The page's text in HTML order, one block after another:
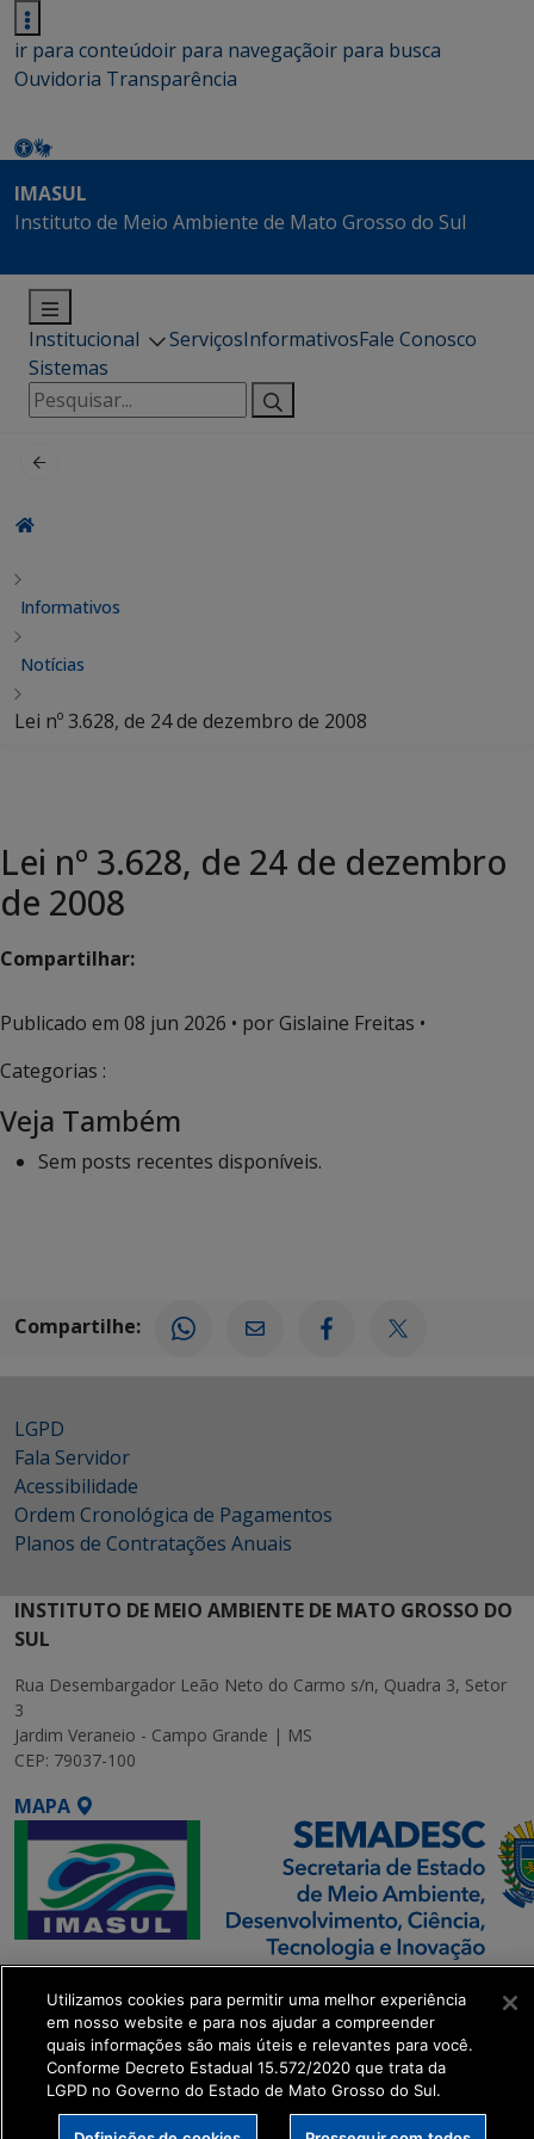
ir para conteúdoir para navegaçãoir para busca
Ouvidoria Transparência
IMASUL
Instituto de Meio Ambiente de Mato Grosso do Sul
Institucional ServiçosInformativosFale Conosco
Sistemas
Pesquisar
por:
Informativos
Notícias
Lei nº 3.628, de 24 de dezembro de 2008
Lei nº 3.628, de 24 de dezembro
de 2008
Compartilhar:
Publicado em 08 jun 2026 • por Gislaine Freitas •
Categorias :
Veja Também
Sem posts recentes disponíveis.
Compartilhe:
LGPD
Fala Servidor
Acessibilidade
Ordem Cronológica de Pagamentos
Planos de Contratações Anuais
INSTITUTO DE MEIO AMBIENTE DE MATO GROSSO DO
SUL
Rua Desembargador Leão Neto do Carmo s/n, Quadra 3, Setor
3
Jardim Veraneio - Campo Grande | MS
CEP: 79037-100
MAPA
SETDIG | Secretaria-
Executiva de
Transformação Digital
get_footer();
Utilizamos cookies para permitir uma melhor experiência
em nosso website e para nos ajudar a compreender
quais informações são mais úteis e relevantes para você.
Conforme Decreto Estadual 15.572/2020 que trata da
LGPD no Governo do Estado de Mato Grosso do Sul.